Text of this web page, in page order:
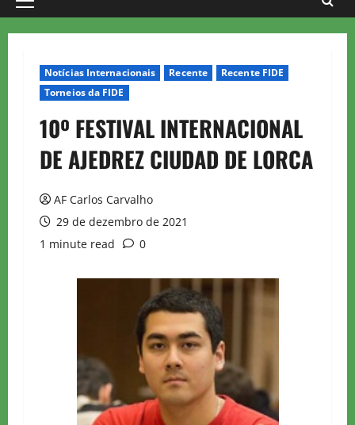
Primary
Notícias Internacionais Recente
Recente FIDE
Torneios da FIDE
10º FESTIVAL INTERNACIONAL
DE AJEDREZ CIUDAD DE LORCA
AF Carlos Carvalho
29 de dezembro de 2021
1 minute read
0